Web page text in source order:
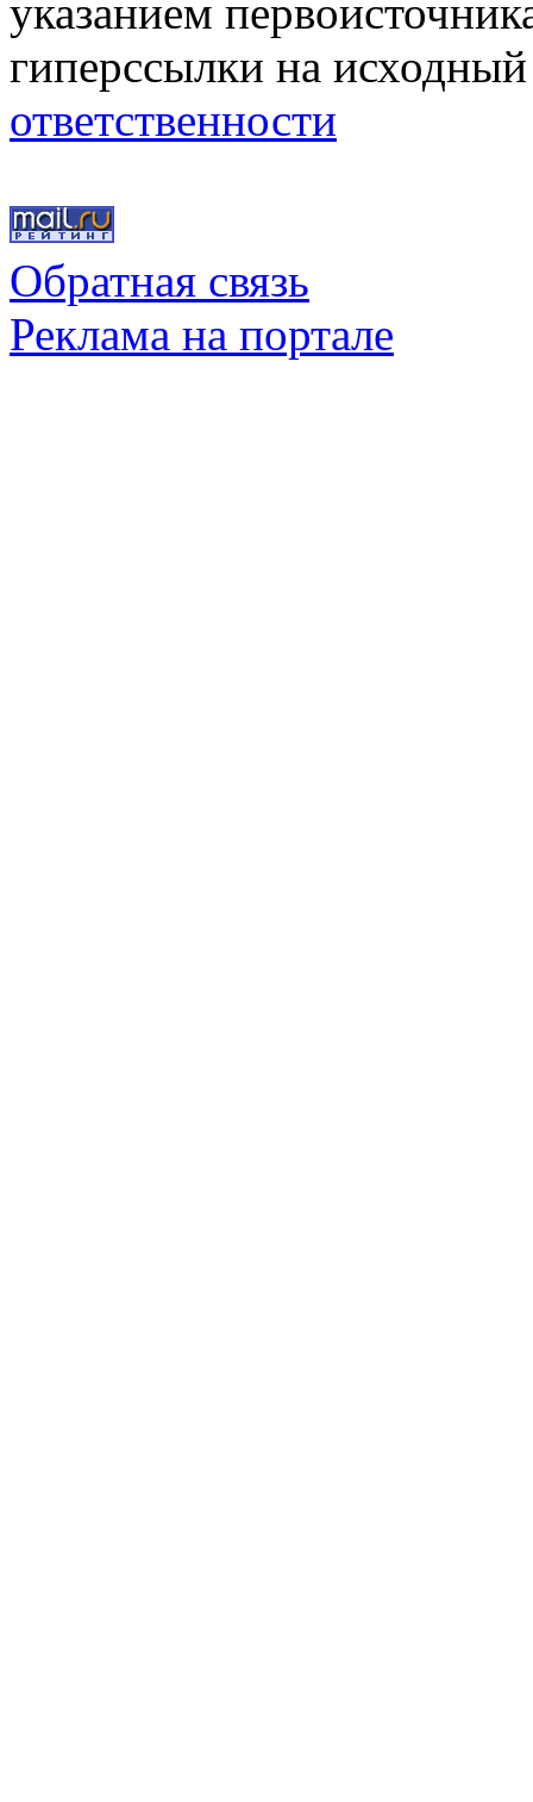
указанием
гиперссылки на
ответственности
Обратная связь
Реклама на портале